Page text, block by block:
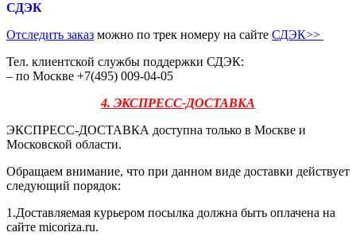
СДЭК
Отследить заказ можно по трек номеру на сайте СДЭК>>
Тел. клиентской службы поддержки СДЭК:
– по Москве +7(495) 009-04-05
4. ЭКСПРЕСС-ДОСТАВКА
ЭКСПРЕСС-ДОСТАВКА доступна только в Москве и
Московской области.
Обращаем внимание, что при данном виде доставки действует
следующий порядок:
1.Доставляемая курьером посылка должна быть оплачена на
сайте micoriza.ru.